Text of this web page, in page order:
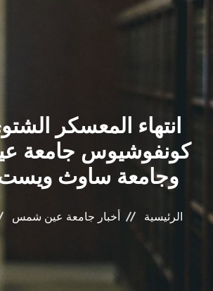
انتهاء المعسكر
كونفوشيوس جامعة
وجامعة ساوث ويست
الرئيسية أخبار جامعة عين شمس